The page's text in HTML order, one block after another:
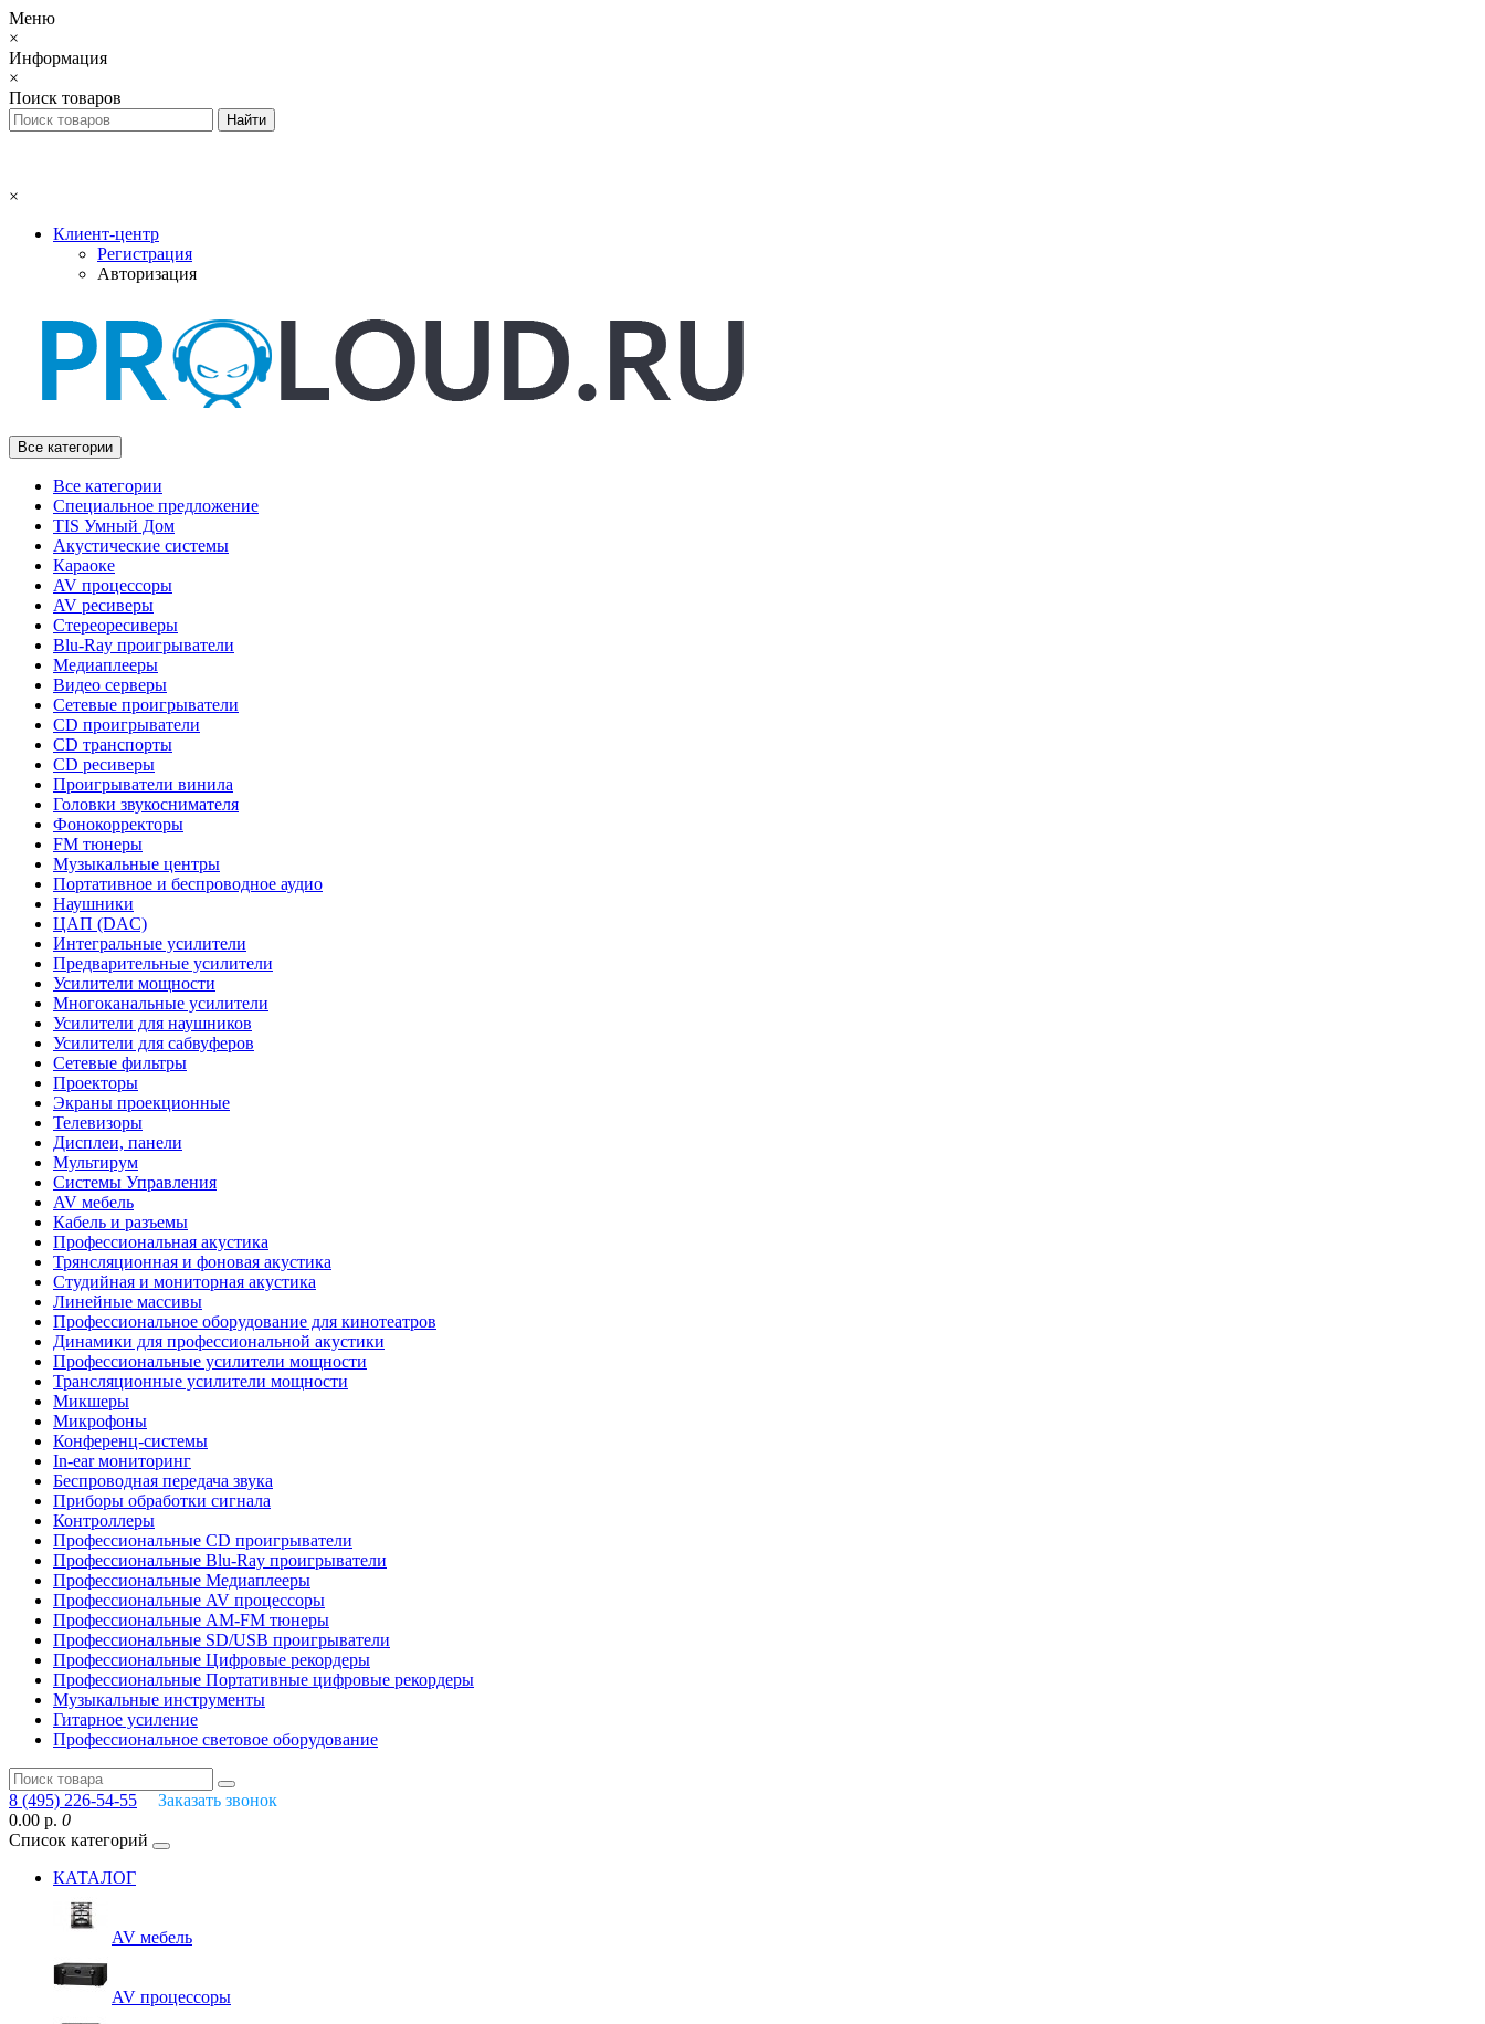
Меню
×
Информация
×
Поиск товаров
×
Клиент-центр
Регистрация
Авторизация
Все категории
Все категории
Специальное предложение
TIS Умный Дом
Акустические системы
Караоке
AV процессоры
AV ресиверы
Стереоресиверы
Blu-Ray проигрыватели
Медиаплееры
Видео серверы
Сетевые проигрыватели
CD проигрыватели
CD транспорты
CD ресиверы
Проигрыватели винила
Головки звукоснимателя
Фонокорректоры
FM тюнеры
Музыкальные центры
Портативное и беспроводное аудио
Наушники
ЦАП (DAC)
Интегральные усилители
Предварительные усилители
Усилители мощности
Многоканальные усилители
Усилители для наушников
Усилители для сабвуферов
Сетевые фильтры
Проекторы
Экраны проекционные
Телевизоры
Дисплеи, панели
Мультирум
Системы Управления
AV мебель
Кабель и разъемы
Профессиональная акустика
Трянсляционная и фоновая акустика
Студийная и мониторная акустика
Линейные массивы
Профессиональное оборудование для кинотеатров
Динамики для профессиональной акустики
Профессиональные усилители мощности
Трансляционные усилители мощности
Микшеры
Микрофоны
Конференц-системы
In-ear мониторинг
Беспроводная передача звука
Приборы обработки сигнала
Контроллеры
Профессиональные СD проигрыватели
Профессиональные Blu-Ray проигрыватели
Профессиональные Медиаплееры
Профессиональные AV процессоры
Профессиональные AM-FM тюнеры
Профессиональные SD/USB проигрыватели
Профессиональные Цифровые рекордеры
Профессиональные Портативные цифровые рекордеры
Музыкальные инструменты
Гитарное усиление
Профессиональное световое оборудование
8 (495) 226-54-55
Заказать звонок
0.00 р. 0
Список категорий
КАТАЛОГ
AV мебель
AV процессоры